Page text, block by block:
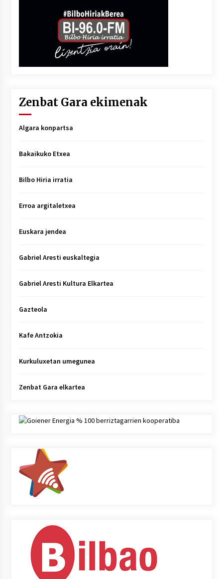
Zenbat Gara ekimenak
Algara konpartsa
Bakaikuko Etxea
Bilbo Hiria irratia
Erroa argitaletxea
Euskara jendea
Gabriel Aresti euskaltegia
Gabriel Aresti Kultura Elkartea
Gazteola
Kafe Antzokia
Kurkuluxetan umegunea
Zenbat Gara elkartea